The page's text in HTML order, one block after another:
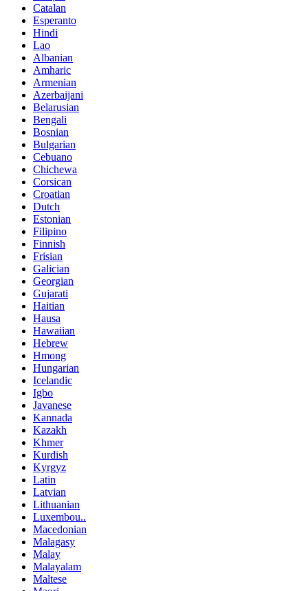
Catalan
Esperanto
Hindi
Lao
Albanian
Amharic
Armenian
Azerbaijani
Belarusian
Bengali
Bosnian
Bulgarian
Cebuano
Chichewa
Corsican
Croatian
Dutch
Estonian
Filipino
Finnish
Frisian
Galician
Georgian
Gujarati
Haitian
Hausa
Hawaiian
Hebrew
Hmong
Hungarian
Icelandic
Igbo
Javanese
Kannada
Kazakh
Khmer
Kurdish
Kyrgyz
Latin
Latvian
Lithuanian
Luxembou..
Macedonian
Malagasy
Malay
Malayalam
Maltese